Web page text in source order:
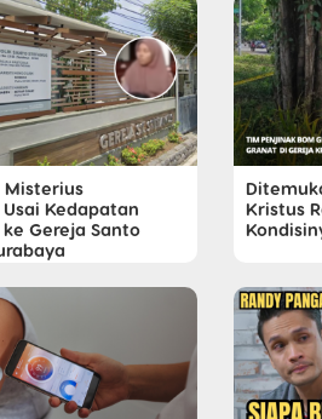
Misterius
Kedapatan
Gereja Santo
Kristus